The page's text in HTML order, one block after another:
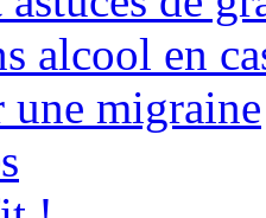
alcool en
une migraine